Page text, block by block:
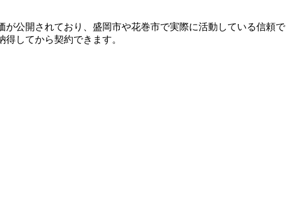
公開されており、盛岡市や花巻市で実際に活動している信頼で
してから契約できます。